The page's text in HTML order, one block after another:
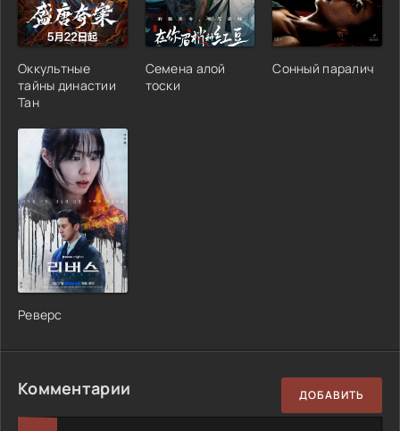
Оккультные
тайны династии
Тан
Семена алой
тоски
Сонный паралич
Реверс
Комментарии ДОБАВИТЬ